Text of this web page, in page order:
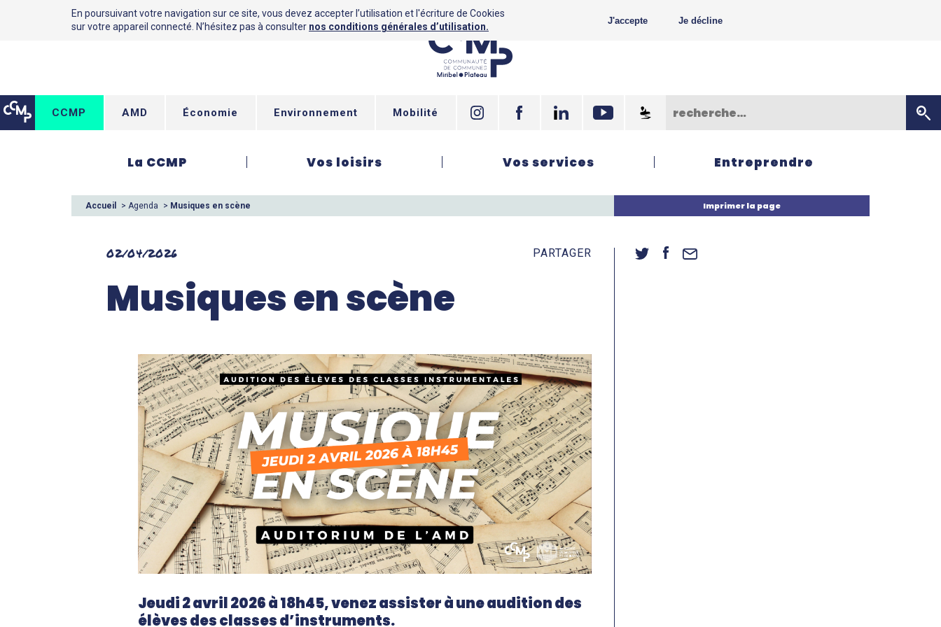
CCMP AMD Économie Environnement Mobilité
La CCMP Vos loisirs Vos services Entreprendre
Accueil > Agenda > Musiques en scène Imprimer la page
02/04/2026 PARTAGER
Musiques en scène
Jeudi 2 avril 2026 à 18h45, venez assister à une audition des
élèves des classes d’instruments.
En poursuivant votre navigation sur ce site, vous devez accepter l’utilisation et l'écriture de Cookies
sur votre appareil connecté. N’hésitez pas à consulter nos conditions générales d’utilisation.
J'accepte Je décline